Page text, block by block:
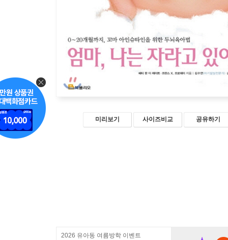
미리보기 사이즈비교 공유하기
2026 유아동 여름방학 이벤트